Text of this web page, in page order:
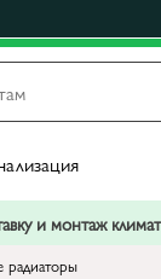
и монтаж
радиаторы